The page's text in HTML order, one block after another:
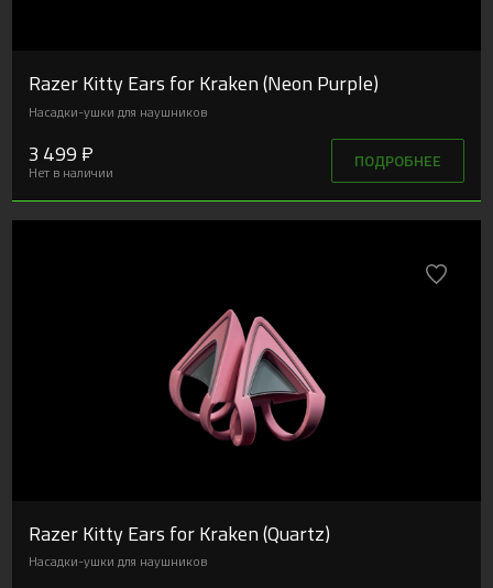
Razer Kitty Ears for Kraken (Neon Purple)
Насадки-ушки для наушников
3 499 ₽
Нет в наличии
ПОДРОБНЕЕ
Razer Kitty Ears for Kraken (Quartz)
Насадки-ушки для наушников